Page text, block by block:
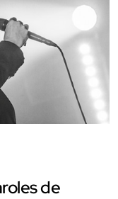
de